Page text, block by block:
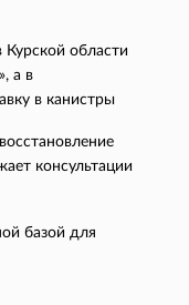
Курской области
а в
в канистры
консультации
базой для